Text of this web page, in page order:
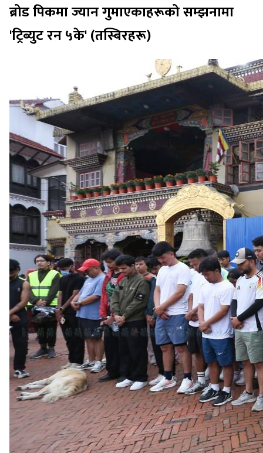
ब्रोड पिकमा ज्यान गुमाएकाहरूको सम्झनामा
'ट्रिब्युट रन ५के' (तस्बिरहरू)